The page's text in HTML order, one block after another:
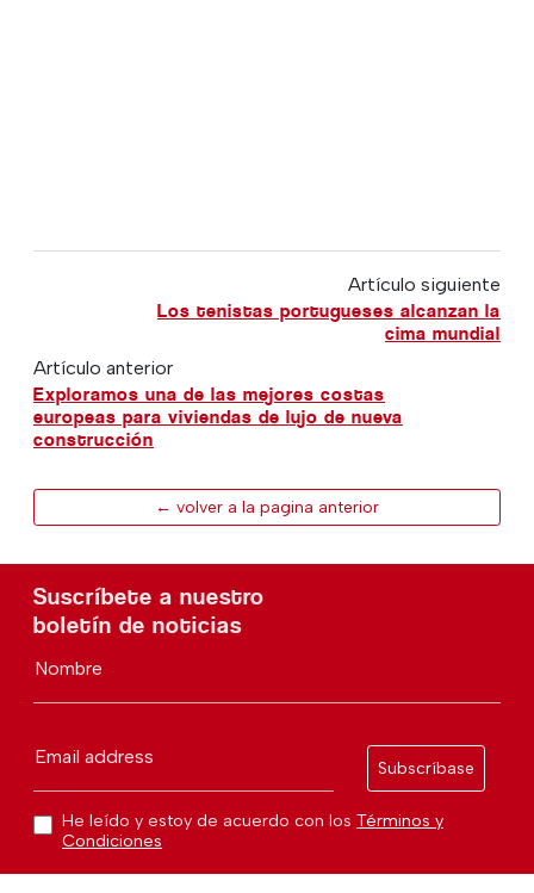
Artículo siguiente
Los tenistas portugueses alcanzan la
cima mundial
Artículo anterior
Exploramos una de las mejores costas
europeas para viviendas de lujo de nueva
construcción
← volver a la pagina anterior
Suscríbete a nuestro
boletín de noticias
Nombre
Email address
Subscríbase
He leído y estoy de acuerdo con los Términos y
Condiciones